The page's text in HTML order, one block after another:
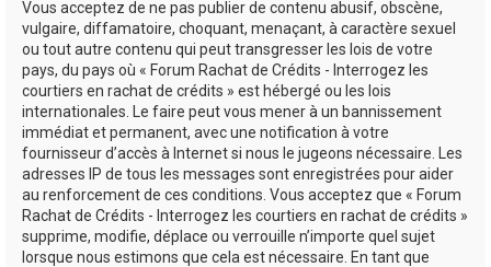
Vous acceptez de ne pas publier de contenu abusif, obscène,
vulgaire, diffamatoire, choquant, menaçant, à caractère sexuel
ou tout autre contenu qui peut transgresser les lois de votre
pays, du pays où « Forum Rachat de Crédits - Interrogez les
courtiers en rachat de crédits » est hébergé ou les lois
internationales. Le faire peut vous mener à un bannissement
immédiat et permanent, avec une notification à votre
fournisseur d’accès à Internet si nous le jugeons nécessaire. Les
adresses IP de tous les messages sont enregistrées pour aider
au renforcement de ces conditions. Vous acceptez que « Forum
Rachat de Crédits - Interrogez les courtiers en rachat de crédits »
supprime, modifie, déplace ou verrouille n’importe quel sujet
lorsque nous estimons que cela est nécessaire. En tant que